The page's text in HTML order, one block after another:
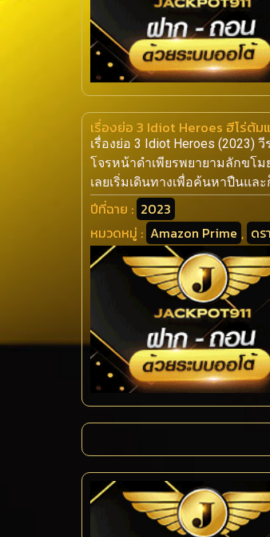
เรื่องย่อ 3 Idiot Heroes ฮีโร่ต้ม
เรื่องย่อ 3 Idiot Heroes
โจรหน้าดําเพียรพยายามลักขโม
เลยเริ่มเดินทางเพื่อค้นหาปืนแ
ปีที่ฉาย : 2023
หมวดหมู่ : Amazon Prime , ดร